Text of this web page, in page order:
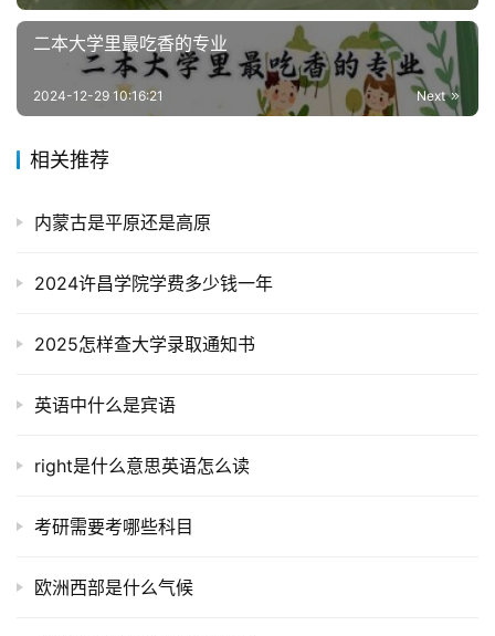
二本大学里最吃香的专业
Next
2024-12-29 10:16:21
相关推荐
内蒙古是平原还是高原
2024许昌学院学费多少钱一年
2025怎样查大学录取通知书
英语中什么是宾语
right是什么意思英语怎么读
考研需要考哪些科目
欧洲西部是什么气候